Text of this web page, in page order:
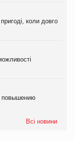
коли довго
повышению
Всі новини